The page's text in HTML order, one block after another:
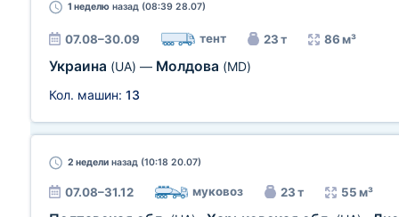
1 неделю назад (08:39 28.07)
07.08–30.09 тент 23 т 86 м³
Украина (UA) — Молдова (MD)
Кол. машин: 13
2 недели назад (10:18 20.07)
07.08–31.12 муковоз 23 т 55 м³